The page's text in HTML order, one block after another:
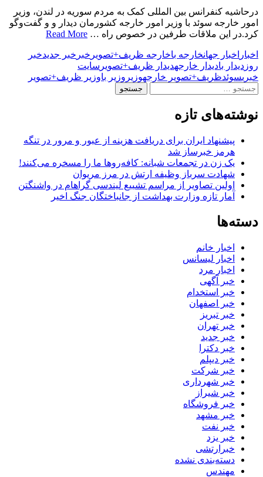
درحاشیه کنفرانس بین المللی کمک به مردم سوریه در لندن، وزیر
امور خارجه سوئد با وزیر امور خارجه کشورمان دیدار و و گفت‌وگو
کرد.در این ملاقات طرفین در خصوص راه … Read More
اخبار اخبار جهانخارجه باخارجه ظریف+تصویر خبر خبر جدیدخبر
روز دیدار بادیدار خارجهدیدار ظریف+تصویر سایت
خبریسوئدظریف+تصویر خارجهوزیر وزیر باوزیر ظریف+تصویر
جستجو
نوشته‌های تازه
پیشنهاد ایران برای دریافت هزینه از عبور و مرور در تنگه
هرمز خبرساز شد
یک زن در تجمعات شبانه: کافه‌روها ما را مسخره می‌کنند!
شهادت سرباز وظیفه ارتش در مرز مریوان
اولین تصاویر از مراسم تشییع لیندسی گراهام در واشنگتن
آمار تازه وزارت بهداشت از جانباختگان جنگ اخیر
دسته‌ها
اخبار خانم
اخبار لیسانس
اخبار مرد
خبر آگهی
خبر استخدام
خبر اصفهان
خبر تبریز
خبر تهران
خبر جدید
خبر دکترا
خبر دیپلم
خبر شرکت
خبر شهرداری
خبر شیراز
خبر فروشگاه
خبر مشهد
خبر نفت
خبر یزد
خبرارتشی
دسته‌بندی نشده
مهندس